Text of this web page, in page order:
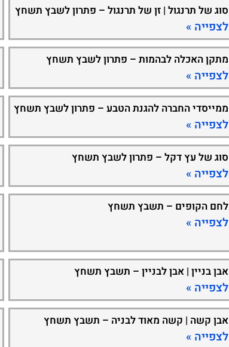
סוג של תרנגול | זן של תרנגול – פתרון לשבץ תשחץ
לצפייה »
מתקן האכלה לבהמות – פתרון לשבץ תשחץ
לצפייה »
ממייסדי החברה להגנת הטבע – פתרון לשבץ תשחץ
לצפייה »
סוג של עץ דקל – פתרון לשבץ תשחץ
לצפייה »
לחם הקופים – תשבץ תשחץ
לצפייה »
אבן בניין | אבן לבניין – תשבץ תשחץ
לצפייה »
אבן קשה | קשה מאוד לבניה – תשבץ תשחץ
לצפייה »